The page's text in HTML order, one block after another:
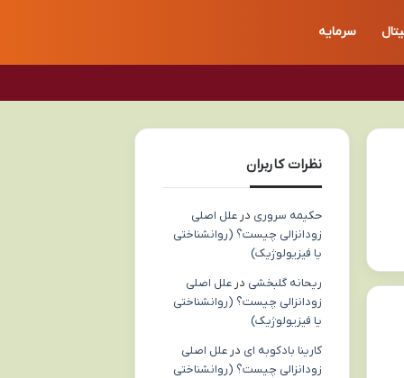
سرمایه
نظرات کاربران
حکیمه سروری در علل اصلی
زودانزالی چیست؟ (روانشناختی
یا فیزیولوژیک)
ریحانه گلبخشی در علل اصلی
زودانزالی چیست؟ (روانشناختی
یا فیزیولوژیک)
کارینا بادکوبه ای در علل اصلی
زودانزالی چیست؟ (روانشناختی